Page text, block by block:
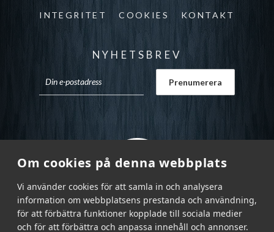
Om cookies på denna webbplats
Vi använder cookies för att samla in och analysera
information om webbplatsens prestanda och användning,
för att förbättra funktioner kopplade till sociala medier
och för att förbättra och anpassa innehåll och annonser.
INTEGRITET COOKIES KONTAKT
NYHETSBREV